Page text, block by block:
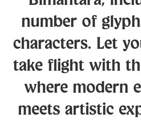
number of
characters. Let
take flight with
where modern
meets artistic